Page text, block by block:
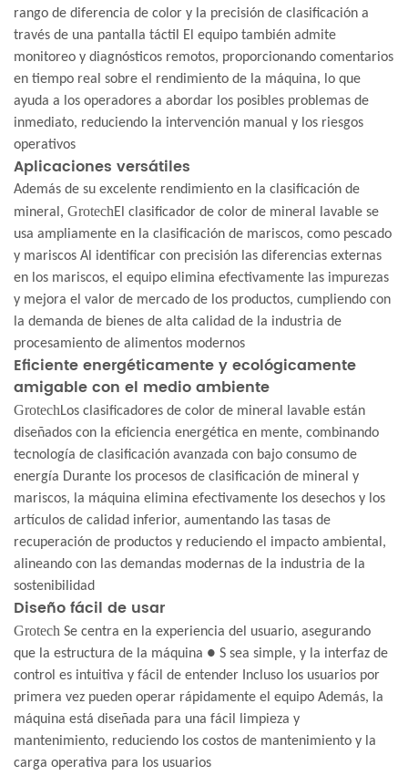
rango de diferencia de color y la precisión de clasificación a
través de una pantalla táctil El equipo también admite
monitoreo y diagnósticos remotos, proporcionando comentarios
en tiempo real sobre el rendimiento de la máquina, lo que
ayuda a los operadores a abordar los posibles problemas de
inmediato, reduciendo la intervención manual y los riesgos
operativos
Aplicaciones versátiles
Además de su excelente rendimiento en la clasificación de
mineral, GrotechEl clasificador de color de mineral lavable se
usa ampliamente en la clasificación de mariscos, como pescado
y mariscos Al identificar con precisión las diferencias externas
en los mariscos, el equipo elimina efectivamente las impurezas
y mejora el valor de mercado de los productos, cumpliendo con
la demanda de bienes de alta calidad de la industria de
procesamiento de alimentos modernos
Eficiente energéticamente y ecológicamente
amigable con el medio ambiente
GrotechLos clasificadores de color de mineral lavable están
diseñados con la eficiencia energética en mente, combinando
tecnología de clasificación avanzada con bajo consumo de
energía Durante los procesos de clasificación de mineral y
mariscos, la máquina elimina efectivamente los desechos y los
artículos de calidad inferior, aumentando las tasas de
recuperación de productos y reduciendo el impacto ambiental,
alineando con las demandas modernas de la industria de la
sostenibilidad
Diseño fácil de usar
Grotech Se centra en la experiencia del usuario, asegurando
que la estructura de la máquina ● S sea simple, y la interfaz de
control es intuitiva y fácil de entender Incluso los usuarios por
primera vez pueden operar rápidamente el equipo Además, la
máquina está diseñada para una fácil limpieza y
mantenimiento, reduciendo los costos de mantenimiento y la
carga operativa para los usuarios